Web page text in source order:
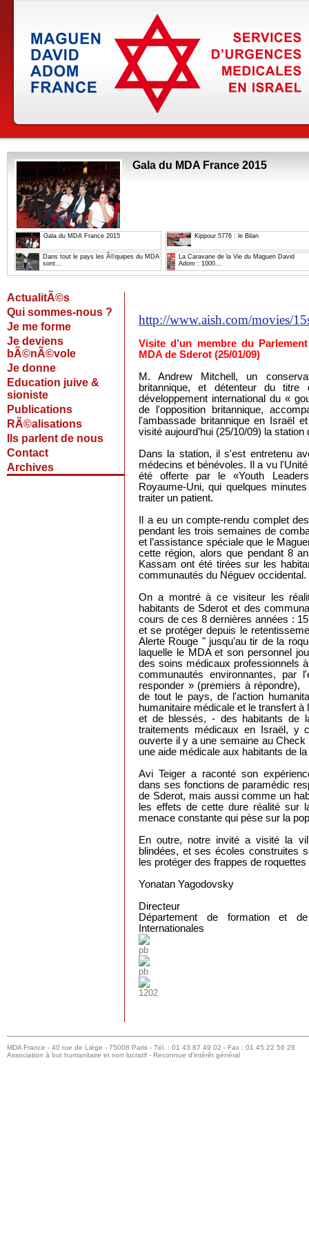
Gala du MDA France 2015
Gala du MDA France 2015 Kippour 5776 : le Bilan
Dans tout le pays les Ã©quipes du MDA
sont...
La Caravane de la Vie du Maguen David
Adom : 1000...
ActualitÃ©s
Qui sommes-nous ?
Je me forme
Je deviens
bÃ©nÃ©vole
Je donne
Education juive &
sioniste
Publications
RÃ©alisations
Ils parlent de nous
Contact
Archives
http://www.aish.com/movies/
Visite d’un membre du
MDA de Sderot (25/01/09)
M. Andrew Mitchell, un
britannique, et détenteur du
développement international du «
de l'opposition britannique,
l'ambassade britannique en Israël
visité aujourd’hui (25/10/09) la
Dans la station, il s'est entretenu
médecins et bénévoles. Il a vu
été offerte par le «Youth
Royaume-Uni, qui quelques
traiter un patient.
Il a eu un compte-rendu complet
pendant les trois semaines de
et l’assistance spéciale que le
cette région, alors que pendant 8
Kassam ont été tirées sur les
communautés du Néguev occidental.
On a montré à ce visiteur les
habitants de Sderot et des
cours de ces 8 dernières années :
et se protéger depuis le
Alerte Rouge " jusqu'au tir de la
laquelle le MDA et son personnel
des soins médicaux professionnels
communautés environnantes,
responder » (premiers à répondre),
de tout le pays, de l'action
humanitaire médicale et le transfert
et de blessés, - des habitants de
traitements médicaux en Israël, y
ouverte il y a une semaine au
une aide médicale aux habitants de
Avi Teiger a raconté son
dans ses fonctions de paramédic
de Sderot, mais aussi comme un
les effets de cette dure réalité sur
menace constante qui pèse sur la
En outre, notre invité a visité la
blindées, et ses écoles construites
les protéger des frappes de
Yonatan Yagodovsky
Directeur
Département de formation et
Internationales
MDA France - 40 rue de Liège - 75008 Paris - Tél. : 01 43 87 49 02 - Fax : 01 45 22 56 28
Association à but humanitaire et non lucratif - Reconnue d'intérêt général